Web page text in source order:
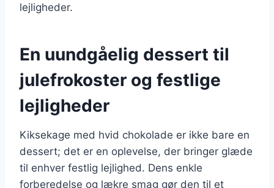
lejligheder.
En uundgåelig dessert til
julefrokoster og festlige
lejligheder
Kiksekage med hvid chokolade er ikke bare en
dessert; det er en oplevelse, der bringer glæde
til enhver festlig lejlighed. Dens enkle
forberedelse og lækre smag gør den til et